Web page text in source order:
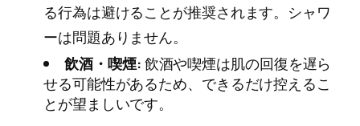
る行為は避けることが推奨されます。シャワ
ーは問題ありません。
飲酒・喫煙:飲酒や喫煙は肌の回復を遅ら
せる可能性があるため、できるだけ控えるこ
とが望ましいです。